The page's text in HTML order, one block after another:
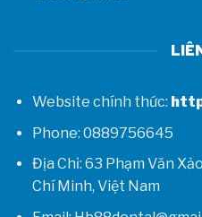
Website chính thức:
Phone: 0889756645
Địa Chỉ: 63 Phạm Văn
Chí Minh, Việt Nam